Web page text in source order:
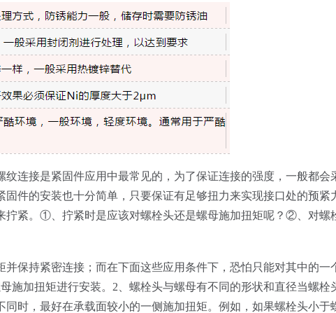
纹连接是紧固件应用中最常见的，为了保证连接的强度，一般都会
件的安装也十分简单，只要保证有足够扭力来实现接口处的预紧
拧紧。①、拧紧时是应该对螺栓头还是螺母施加扭矩呢？②、对螺
保持紧密连接；而在下面这些应用条件下，恐怕只能对其中的一
施加扭矩进行安装。2、螺栓头与螺母有不同的形状和直径当螺栓
同时，最好在承载面较小的一侧施加扭矩。例如，如果螺栓头小于